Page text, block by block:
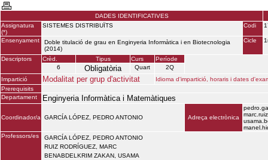
DADES IDENTIFICATIVES
Assignatura
(*)
SISTEMES DISTRIBUÏTS Codi
Ensenyament
Doble titulació de grau en Enginyeria Informàtica i en Biotecnologia
(2014)
Cicle
Descriptors Crèd. Tipus Curs
Període
6
Obligatòria Quart
2Q
Impartició
Modalitat per grup d'activitat
Idioma d'impartició, horaris i dates
Prerequisits
Departament
Enginyeria Informàtica i Matemàtiques
Coordinador/a GARCÍA LÓPEZ, PEDRO ANTONIO Adreça electrònica
Professors/es
GARCÍA LÓPEZ, PEDRO ANTONIO
RUIZ RODRÍGUEZ, MARC
BENABDELKRIM ZAKAN, USAMA